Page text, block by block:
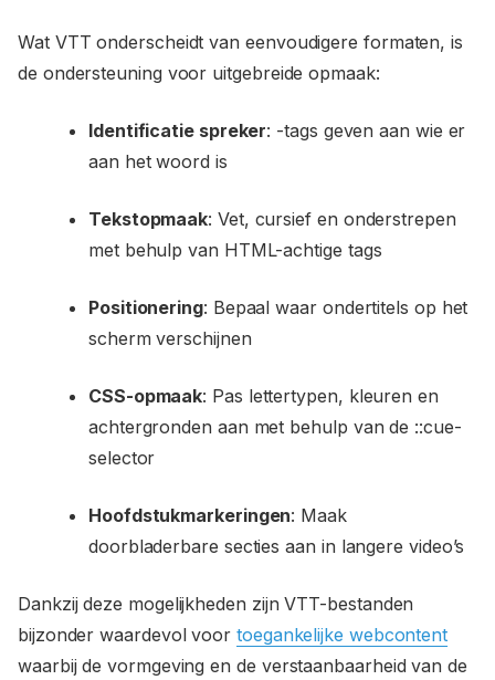
Wat VTT onderscheidt van eenvoudigere formaten, is
de ondersteuning voor uitgebreide opmaak:
Identificatie spreker: -tags geven aan wie er
aan het woord is
Tekstopmaak: Vet, cursief en onderstrepen
met behulp van HTML-achtige tags
Positionering: Bepaal waar ondertitels op het
scherm verschijnen
CSS-opmaak: Pas lettertypen, kleuren en
achtergronden aan met behulp van de ::cue-
selector
Hoofdstukmarkeringen: Maak
doorbladerbare secties aan in langere video’s
Dankzij deze mogelijkheden zijn VTT-bestanden
bijzonder waardevol voor toegankelijke webcontent
waarbij de vormgeving en de verstaanbaarheid van de